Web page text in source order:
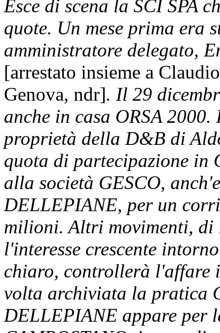
Esce di scena la SCI SPA
quote. Un mese prima era
amministratore delegato,
[arrestato insieme a
Genova, ndr]. Il 29
anche in casa ORSA
proprietà della D&B di
quota di partecipazione in
alla società GESCO,
DELLEPIANE, per un
milioni. Altri movimenti, di
l'interesse crescente
chiaro, controllerà l'affare
volta archiviata la pratica
DELLEPIANE appare per